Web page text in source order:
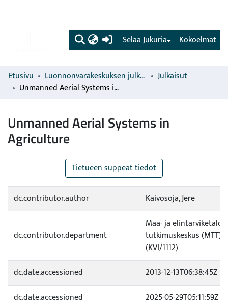
(current) Kokoelmat
Selaa Jukuria
Etusivu Luonnonvarakeskuksen julkaisut
Julkaisut
Unmanned Aerial Systems in Agriculture
Unmanned Aerial Systems in
Agriculture
Tietueen suppeat tiedot
dc.contributor.author Kaivosoja, Jere
dc.contributor.department
Maa- ja
tutkimuskeskus (MTT)
(KVI/1112)
dc.date.accessioned
2013-12-13T06:38:45Z
dc.date.accessioned
2025-05-29T05:11:59Z